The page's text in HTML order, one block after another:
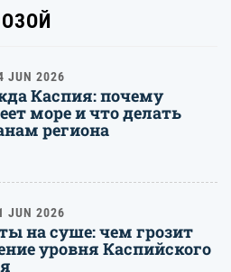
JUN 2026
Каспия: почему
море и что делать
региона
JUN 2026
на суше: чем грозит
уровня Каспийского